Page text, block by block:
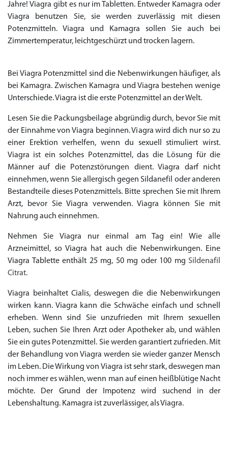
Jahre! Viagra gibt es nur im Tabletten. Entweder Kamagra oder
Viagra benutzen Sie, sie werden zuverlässig mit diesen
Potenzmitteln. Viagra und Kamagra sollen Sie auch bei
Zimmertemperatur, leichtgeschürzt und trocken lagern.
Bei Viagra Potenzmittel sind die Nebenwirkungen häufiger, als
bei Kamagra. Zwischen Kamagra und Viagra bestehen wenige
Unterschiede. Viagra ist die erste Potenzmittel an der Welt.
Lesen Sie die Packungsbeilage abgründig durch, bevor Sie mit
der Einnahme von Viagra beginnen. Viagra wird dich nur so zu
einer Erektion verhelfen, wenn du sexuell stimuliert wirst.
Viagra ist ein solches Potenzmittel, das die Lösung für die
Männer auf die Potenzstörungen dient. Viagra darf nicht
einnehmen, wenn Sie allergisch gegen Sildanefil oder anderen
Bestandteile dieses Potenzmittels. Bitte sprechen Sie mit Ihrem
Arzt, bevor Sie Viagra verwenden. Viagra können Sie mit
Nahrung auch einnehmen.
Nehmen Sie Viagra nur einmal am Tag ein! Wie alle
Arzneimittel, so Viagra hat auch die Nebenwirkungen. Eine
Viagra Tablette enthält 25 mg, 50 mg oder 100 mg Sildenafil
Citrat.
Viagra beinhaltet Cialis, deswegen die die Nebenwirkungen
wirken kann. Viagra kann die Schwäche einfach und schnell
erheben. Wenn sind Sie unzufrieden mit Ihrem sexuellen
Leben, suchen Sie Ihren Arzt oder Apotheker ab, und wählen
Sie ein gutes Potenzmittel. Sie werden garantiert zufrieden. Mit
der Behandlung von Viagra werden sie wieder ganzer Mensch
im Leben. Die Wirkung von Viagra ist sehr stark, deswegen man
noch immer es wählen, wenn man auf einen heißblütige Nacht
möchte. Der Grund der Impotenz wird suchend in der
Lebenshaltung. Kamagra ist zuverlässiger, als Viagra.